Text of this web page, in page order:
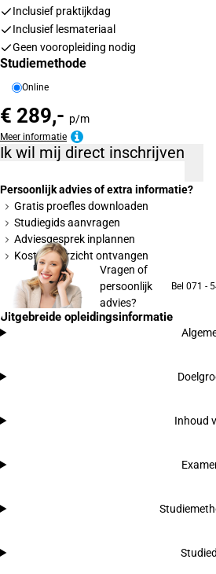
Inclusief praktijkdag
Inclusief lesmateriaal
Geen vooropleiding nodig
Studiemethode
Online
€ 289,- p/m
Meer informatie
Ik wil mij direct inschrijven
Persoonlijk advies of extra informatie?
Gratis proefles downloaden
Studiegids aanvragen
Adviesgesprek inplannen
Kostenoverzicht ontvangen
Vragen of
persoonlijk
advies?
Bel 071 -
Uitgebreide opleidingsinformatie
Inhoud